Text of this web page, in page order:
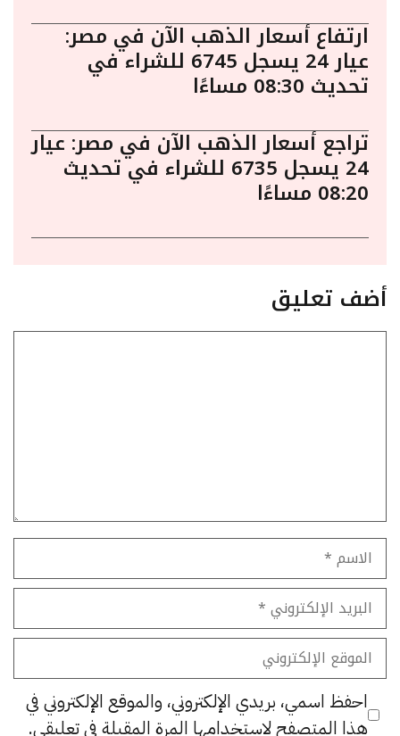
ارتفاع أسعار الذهب الآن في مصر:
عيار 24 يسجل 6745 للشراء في
تحديث 08:30 مساءًا
تراجع أسعار الذهب الآن في مصر: عيار
24 يسجل 6735 للشراء في تحديث
08:20 مساءًا
أضف تعليق
الاسم
البريد
الإلكتروني
الموقع
الإلكتروني
احفظ اسمي، بريدي الإلكتروني، والموقع الإلكتروني في
هذا المتصفح لاستخدامها المرة المقبلة في تعليقي.